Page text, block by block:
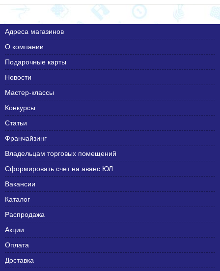
Адреса магазинов
О компании
Подарочные карты
Новости
Мастер-классы
Конкурсы
Статьи
Франчайзинг
Владельцам торговых помещений
Сформировать счет на аванс ЮЛ
Вакансии
Каталог
Распродажа
Акции
Оплата
Доставка